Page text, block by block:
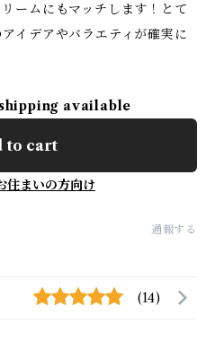
ームにもマッチします！とて
イデアやバラエティが確実に
available
to cart
住まいの方向け
通報する
(14)